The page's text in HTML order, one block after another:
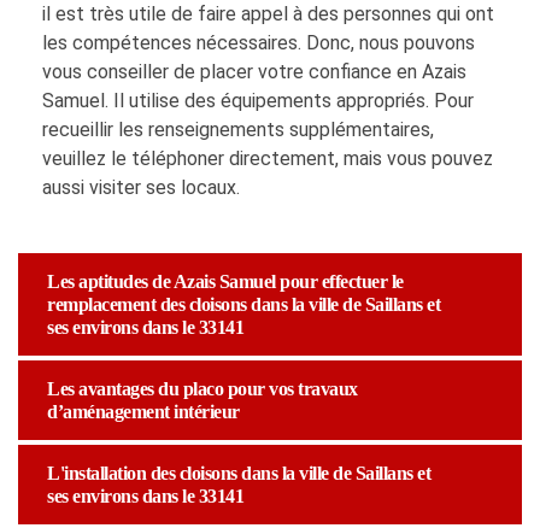
il est très utile de faire appel à des personnes qui ont
les compétences nécessaires. Donc, nous pouvons
vous conseiller de placer votre confiance en Azais
Samuel. Il utilise des équipements appropriés. Pour
recueillir les renseignements supplémentaires,
veuillez le téléphoner directement, mais vous pouvez
aussi visiter ses locaux.
Les aptitudes de Azais Samuel pour effectuer le
remplacement des cloisons dans la ville de Saillans et
ses environs dans le 33141
Les avantages du placo pour vos travaux
d’aménagement intérieur
L'installation des cloisons dans la ville de Saillans et
ses environs dans le 33141